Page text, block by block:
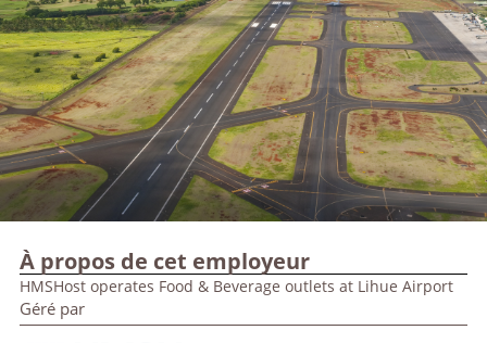
À propos de cet employeur
HMSHost operates Food & Beverage outlets at Lihue Airport
Géré par